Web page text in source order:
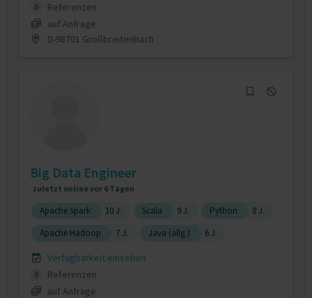
0
Referenzen
auf Anfrage
D-98701 Großbreitenbach
Big Data Engineer
zuletzt online vor 6 Tagen
Apache Spark 10 J. Scala 9 J. Python
8 J.
Apache Hadoop
7 J. Java (allg.) 6 J.
Verfügbarkeit einsehen
0
Referenzen
auf Anfrage